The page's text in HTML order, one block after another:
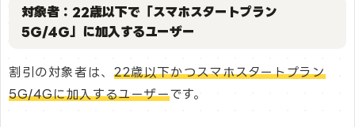
対象者：22歳以下で「スマホスタートプラン
5G/4G」に加入するユーザー
割引の対象者は、 22歳以下かつスマホスタートプラン
5G/4Gに加入するユーザーです。